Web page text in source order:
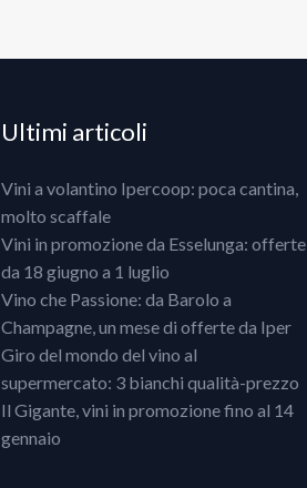
Ultimi articoli
Vini a volantino Ipercoop: poca cantina,
molto scaffale
Vini in promozione da Esselunga: offerte
da 18 giugno a 1 luglio
Vino che Passione: da Barolo a
Champagne, un mese di offerte da Iper
Giro del mondo del vino al
supermercato: 3 bianchi qualità-prezzo
Il Gigante, vini in promozione fino al 14
gennaio